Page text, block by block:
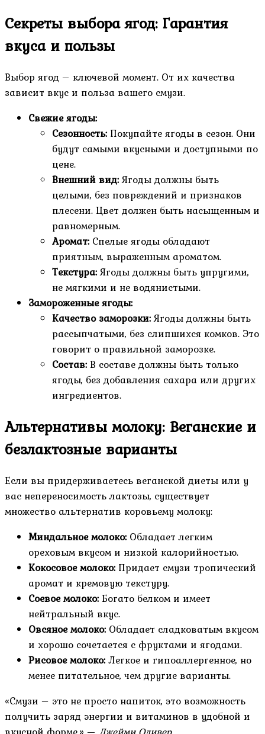
Секреты выбора ягод: Гарантия
вкуса и пользы
Выбор ягод – ключевой момент. От их качества
зависит вкус и польза вашего смузи.
Свежие ягоды:
Сезонность: Покупайте ягоды в сезон. Они
будут самыми вкусными и доступными по
цене.
Внешний вид:Ягоды должны быть
целыми, без повреждений и признаков
плесени. Цвет должен быть насыщенным и
равномерным.
Аромат: Спелые ягоды обладают
приятным, выраженным ароматом.
Текстура:Ягоды должны быть упругими,
не мягкими и не водянистыми.
Замороженные ягоды:
Качество заморозки:Ягоды должны быть
рассыпчатыми, без слипшихся комков. Это
говорит о правильной заморозке.
Состав:В составе должны быть только
ягоды, без добавления сахара или других
ингредиентов.
Альтернативы молоку: Веганские и
безлактозные варианты
Если вы придерживаетесь веганской диеты или у
вас непереносимость лактозы, существует
множество альтернатив коровьему молоку:
Миндальное молоко: Обладает легким
ореховым вкусом и низкой калорийностью.
Кокосовое молоко: Придает смузи тропический
аромат и кремовую текстуру.
Соевое молоко:Богато белком и имеет
нейтральный вкус.
Овсяное молоко: Обладает сладковатым вкусом
и хорошо сочетается с фруктами и ягодами.
Рисовое молоко:Легкое и гипоаллергенное, но
менее питательное, чем другие варианты.
«Смузи – это не просто напиток, это возможность
получить заряд энергии и витаминов в удобной и